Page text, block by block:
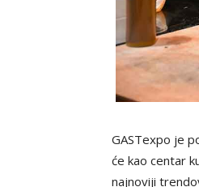
GASTexpo je
će kao centar
najnoviji